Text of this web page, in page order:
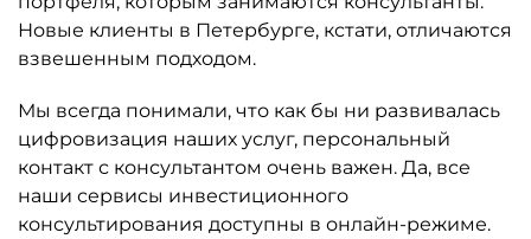
Новые клиенты в Петербурге, кстати, отличаются
взвешенным подходом.
Мы всегда понимали, что как бы ни развивалась
цифровизация наших услуг, персональный
контакт с консультантом очень важен. Да, все
наши сервисы инвестиционного
консультирования доступны в онлайн-режиме.